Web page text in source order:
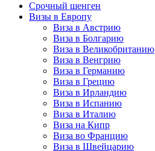
Срочный шенген
Визы в Европу
Виза в Австрию
Виза в Болгарию
Виза в Великобританию
Виза в Венгрию
Виза в Германию
Виза в Грецию
Виза в Ирландию
Виза в Испанию
Виза в Италию
Виза на Кипр
Виза во Францию
Виза в Швейцарию